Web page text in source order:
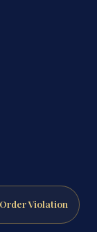
Violation